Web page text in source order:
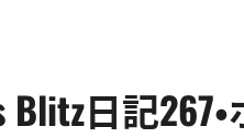
Blitz日記